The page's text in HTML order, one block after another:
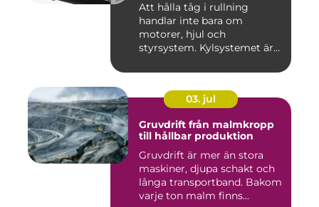
Att hålla tåg i rullning
handlar inte bara om
motorer, hjul och
styrsystem. Kylsystemet är
03. jul
Gruvdrift från malmkropp
till hållbar produktion
Gruvdrift är mer än stora
maskiner, djupa schakt och
långa transportband. Bakom
varje ton malm finns...